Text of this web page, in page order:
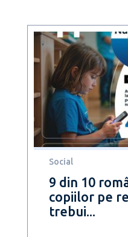
Social
9 din 10
copiilor pe
trebui...